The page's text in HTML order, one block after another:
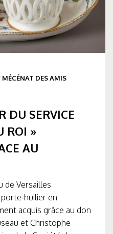
MÉCÉNAT DES AMIS
DU SERVICE
ROI »
AU
de Versailles
porte-huilier en
acquis grâce au don
et Christophe